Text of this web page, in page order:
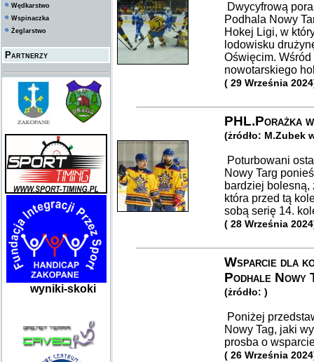
Wędkarstwo
Wspinaczka
Żeglarstwo
Partnerzy
wyniki-skoki
Dwycyfrową
Podhala Nowy
Hokej Ligi, w
lodowisku
Oświęcim.
nowotarskiego
( 29 Września
PHL.Porażka
(żródło: M.Zubek
Poturbowani
Nowy Targ
bardziej bolesną,
która przed tą
sobą serię 14.
( 28 Września
Wsparcie dla
Podhale Nowy
(żródło: )
Poniżej
Nowy Tag, jaki
prosba o
( 26 Września